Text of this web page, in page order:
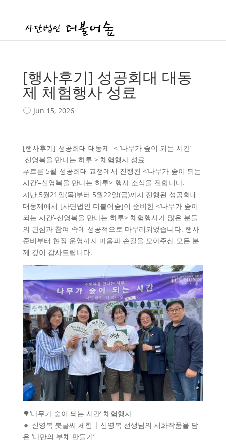
[행사후기] 성공회대 대동
제 체험행사 성료
Jun 15, 2026
[행사후기] 성공회대 대동제 < ‘나무가 숲이 되는 시간’ –
신영복을 만나는 하루 > 체험행사 성료
푸르른 5월 성공회대 교정에서 진행된 <‘나무가 숲이 되는
시간’–신영복을 만나는 하루> 행사 소식을 전합니다.
지난 5월21 일(목)부터 5월22일(금)까지 진행된 성공회대
대동제에서 [사단법인 더불어숲]이 준비한 <‘나무가 숲이
되는 시간’-신영복을 만나는 하루> 체험행사가 많은 분들
의 관심과 참여 속에 성공적으로 마무리되었습니다. 행사
준비부터 현장 운영까지 마음과 손길을 모아주신 모든 분
께 깊이 감사드립니다.
🌳‘나무가 숲이 되는 시간’체험행사
🔸 신영복 붓글씨 체험 | 신영복 선생님의 서화작품을 담
은 ‘나만의 부채 만들기’